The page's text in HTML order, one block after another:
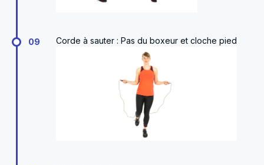
09 Corde à sauter : Pas du boxeur et cloche pied